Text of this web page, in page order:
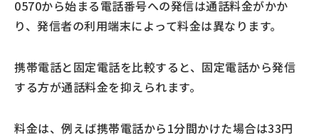
0570から始まる電話番号への発信は通話料金がかか
り、発信者の利用端末によって料金は異なります。
携帯電話と固定電話を比較すると、固定電話から発信
する方が通話料金を抑えられます。
料金は、例えば携帯電話から1分間かけた場合は33円